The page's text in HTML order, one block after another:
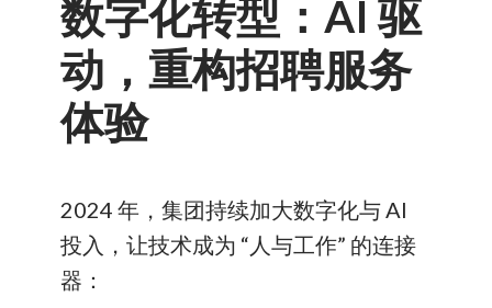
数字化转型：AI 驱
动，重构招聘服务
体验
2024 年，集团持续加大数字化与 AI
投入，让技术成为 “人与工作” 的连接
器：